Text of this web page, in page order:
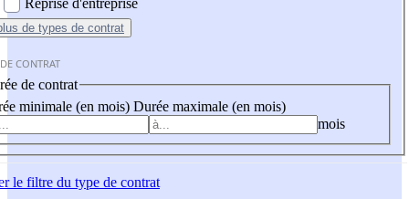
Reprise d'entreprise
de types de contrat
CONTRAT
de contrat
minimale (en mois) Durée maximale (en mois)
mois
le filtre du type de contrat